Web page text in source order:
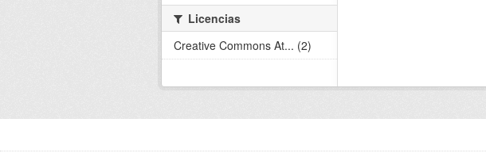
Licencias
Creative Commons At... (2)